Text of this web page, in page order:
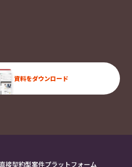
資料をダウンロード
接契約型案件プラットフォーム